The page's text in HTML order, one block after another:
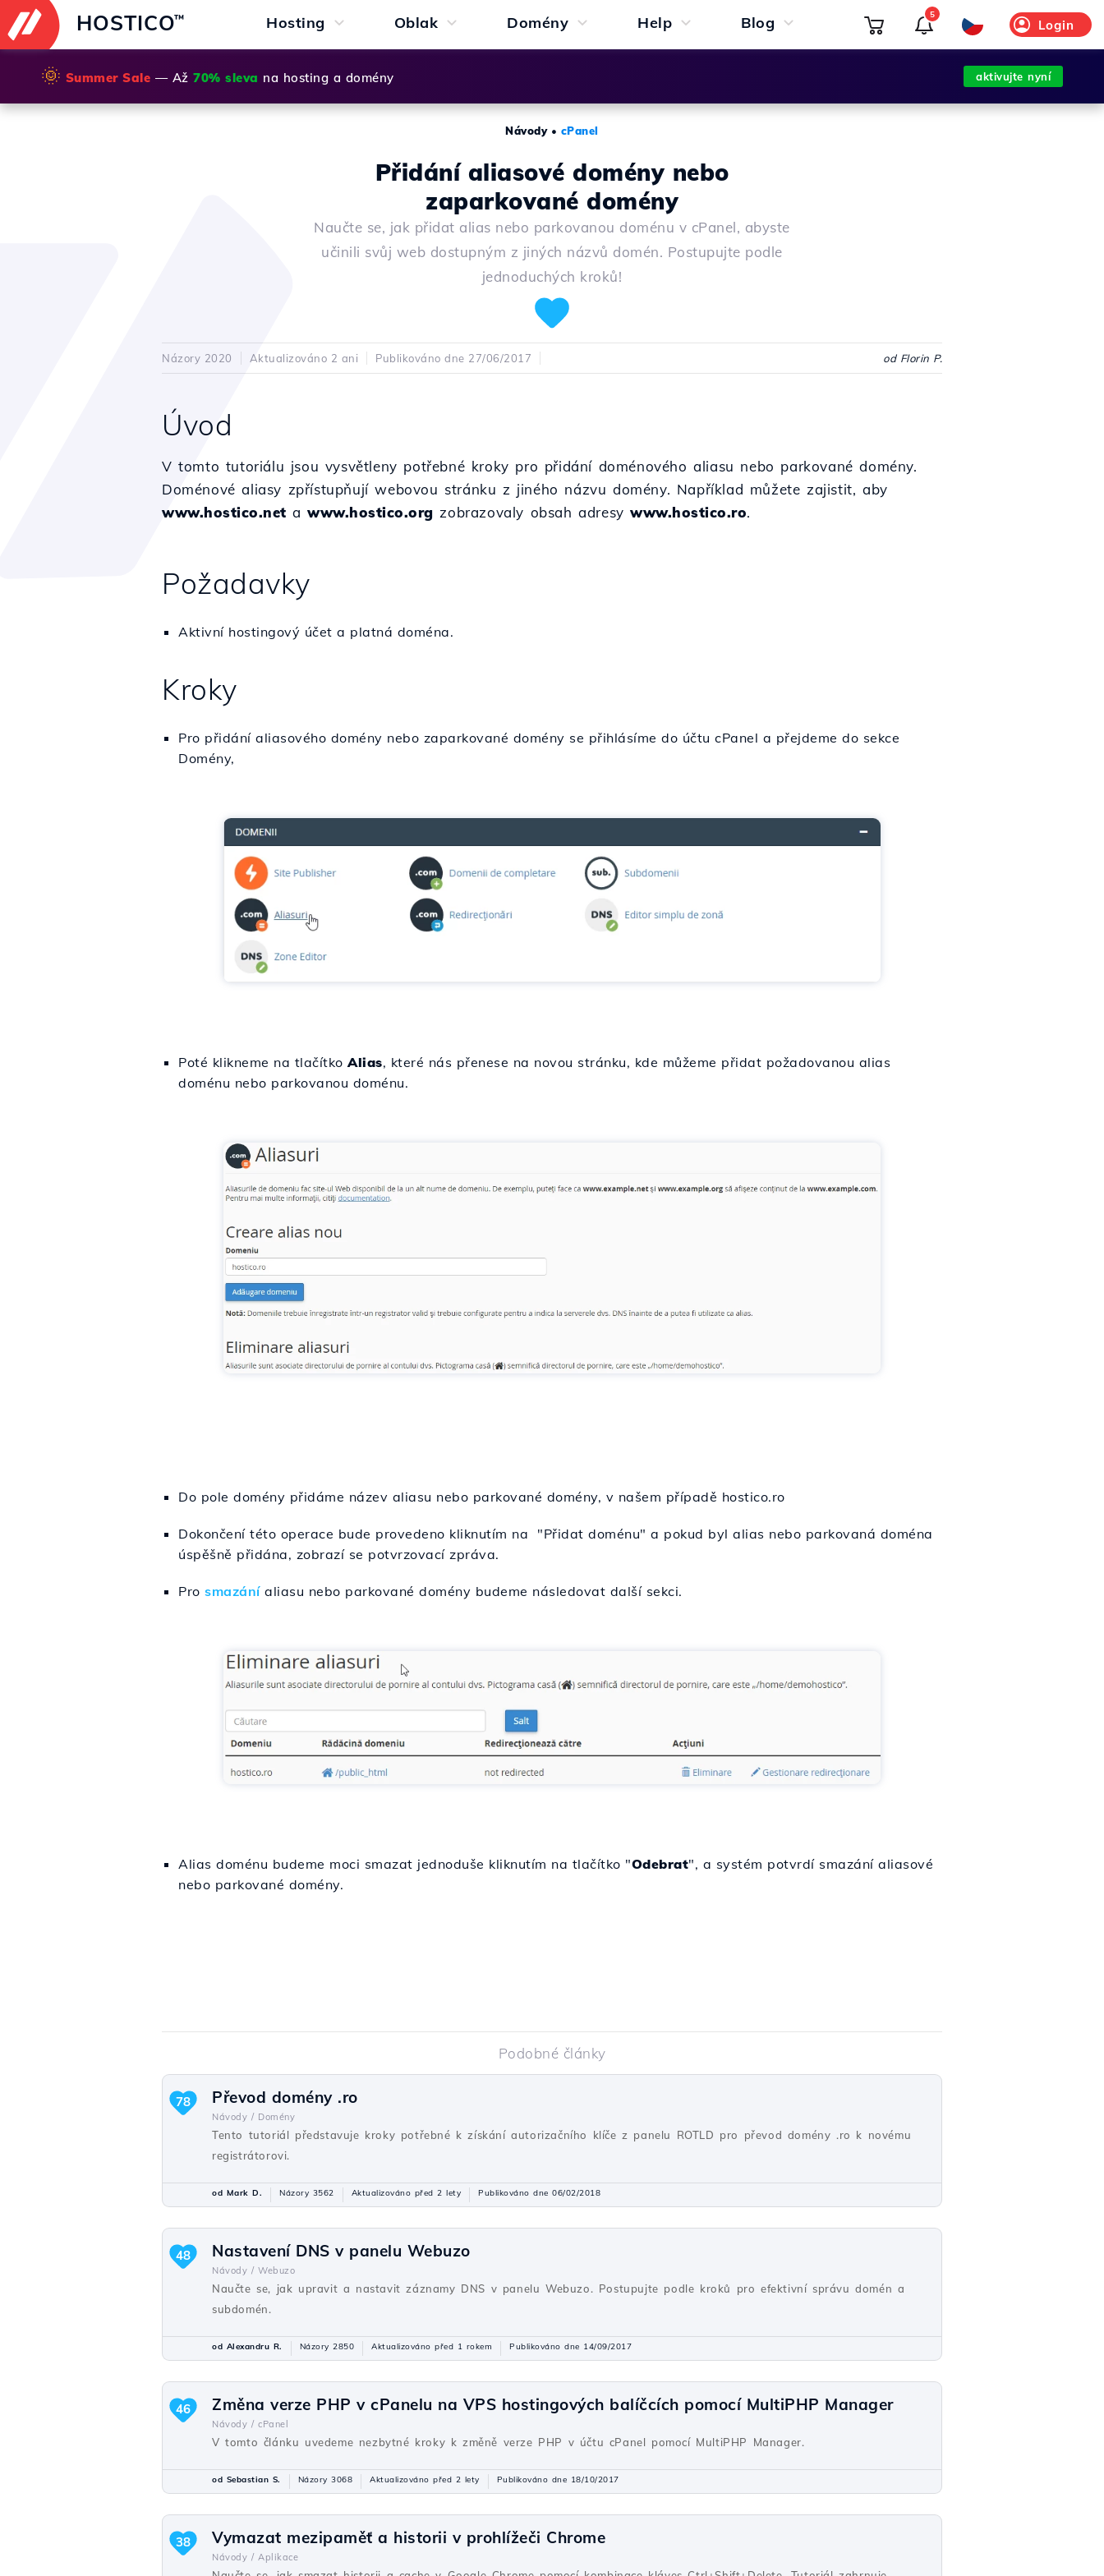
HOSTICO™ Hosting Oblak Domény Help Blog Login
5
🌞 Summer Sale — Až 70% sleva na hosting a domény aktivujte nyní
Návody• cPanel
Přidání aliasové domény nebo
zaparkované domény
Naučte se, jak přidat alias nebo parkovanou doménu v cPanel, abyste
učinili svůj web dostupným z jiných názvů domén. Postupujte podle
jednoduchých kroků!
Názory 2020 Aktualizováno 2 ani Publikováno dne 27/06/2017 od Florin P.
Úvod
V tomto tutoriálu jsou vysvětleny potřebné kroky pro přidání doménového aliasu nebo parkované domény.
Doménové aliasy zpřístupňují webovou stránku z jiného názvu domény. Například můžete zajistit, aby
www.hostico.net awww.hostico.org zobrazovaly obsah adresywww.hostico.ro.
Požadavky
Aktivní hostingový účet a platná doména.
Kroky
Pro přidání aliasového domény nebo zaparkované domény se přihlásíme do účtu cPanel a přejdeme do sekce
Domény,
Poté klikneme na tlačítkoAlias, které nás přenese na novou stránku, kde můžeme přidat požadovanou alias
doménu nebo parkovanou doménu.
Do pole domény přidáme název aliasu nebo parkované domény, v našem případě hostico.ro
Dokončení této operace bude provedeno kliknutím na "Přidat doménu" a pokud byl alias nebo parkovaná doména
úspěšně přidána, zobrazí se potvrzovací zpráva.
Pro smazáníaliasu nebo parkované domény budeme následovat další sekci.
Alias doménu budeme moci smazat jednoduše kliknutím na tlačítko "Odebrat", a systém potvrdí smazání aliasové
nebo parkované domény.
Podobné články
Převod domény .ro
Návody / Domény
Tento tutoriál představuje kroky potřebné k získání autorizačního klíče z panelu ROTLD pro převod domény .ro k novému
registrátorovi.
78
od Mark D. Názory 3562 Aktualizováno před 2 lety Publikováno dne 06/02/2018
Nastavení DNS v panelu Webuzo
Návody / Webuzo
Naučte se, jak upravit a nastavit záznamy DNS v panelu Webuzo. Postupujte podle kroků pro efektivní správu domén a
subdomén.
48
od Alexandru R. Názory 2850 Aktualizováno před 1 rokem Publikováno dne 14/09/2017
Změna verze PHP v cPanelu na VPS hostingových balíčcích pomocí MultiPHP Manager
Návody / cPanel
V tomto článku uvedeme nezbytné kroky k změně verze PHP v účtu cPanel pomocí MultiPHP Manager.
46
od Sebastian S. Názory 3068 Aktualizováno před 2 lety Publikováno dne 18/10/2017
Vymazat mezipaměť a historii v prohlížeči Chrome
Návody / Aplikace
38